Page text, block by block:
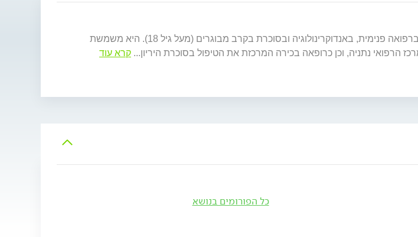
*לקוחות מכבי יש לתאם דרך *3555 בלבד. ד"ר נירית אבירן-ברק הינה מומחית ברפואה פנימית, באנדוקרינולוגיה ובסוכרת בקרב מבוגרים (מעל גיל 18). היא משמשת
... קרא עוד
כל הפורומים בנושא